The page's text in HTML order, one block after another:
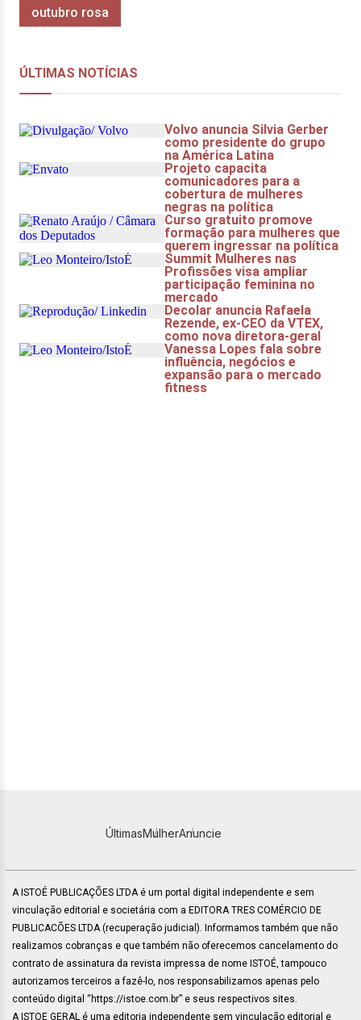
outubro rosa
ÚltimasMulherAnuncie
A ISTOÉ PUBLICAÇÕES LTDA é um portal digital independente e sem
vinculação editorial e societária com a EDITORA TRES COMÉRCIO DE
PUBLICACÕES LTDA (recuperação judicial). Informamos também que não
realizamos cobranças e que também não oferecemos cancelamento do
contrato de assinatura da revista impressa de nome ISTOÉ, tampouco
autorizamos terceiros a fazê-lo, nos responsabilizamos apenas pelo
conteúdo digital “https://istoe.com.br” e seus respectivos sites.
A ISTOE GERAL é uma editoria independente sem vinculação editorial e